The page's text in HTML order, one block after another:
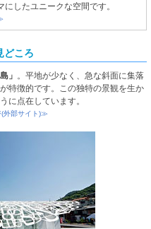
したユニークな空間です。
どころ
」 。平地が少なく、急な斜面に集落
特徴的です。この独特の景観を生か
に点在しています。
(外部サイト)≫